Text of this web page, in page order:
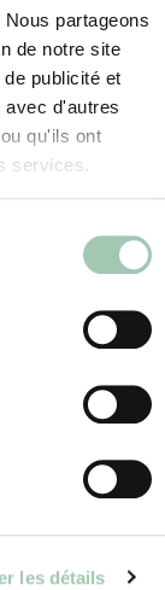
partageons
de notre site
publicité et
d'autres
qu'ils ont
services.
les détails